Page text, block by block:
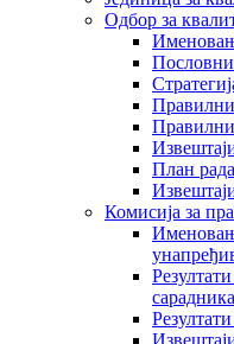
Одбор за
План
Комисија за
сарадника